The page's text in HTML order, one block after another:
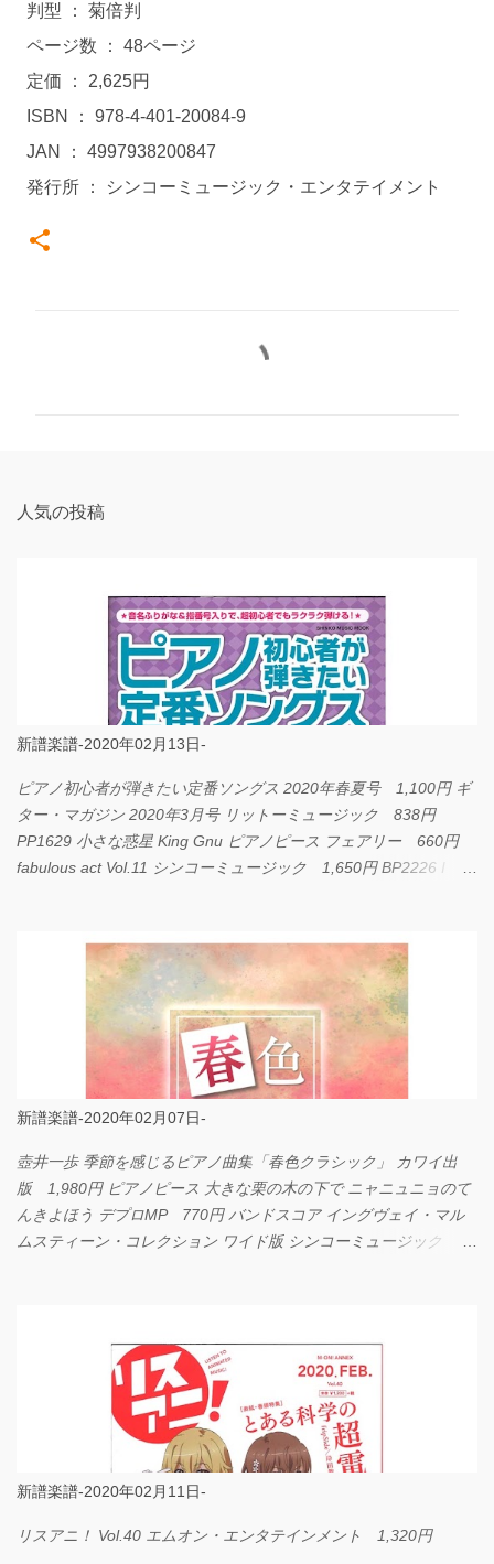
判型 ： 菊倍判
ページ数 ： 48ページ
定価 ： 2,625円
ISBN ： 978-4-401-20084-9
JAN ： 4997938200847
発行所 ： シンコーミュージック・エンタテイメント
人気の投稿
新譜楽譜-2020年02月13日-
ピアノ初心者が弾きたい定番ソングス 2020年春夏号 1,100円 ギ
ター・マガジン 2020年3月号 リットーミュージック 838円
PP1629 小さな惑星 King Gnu ピアノピース フェアリー 660円
fabulous act Vol.11 シンコーミュージック 1,650円 BP2226 I
新譜楽譜-2020年02月07日-
壺井一歩 季節を感じるピアノ曲集「春色クラシック」 カワイ出
版 1,980円 ピアノピース 大きな栗の木の下で ニャニュニョのて
んきよほう デプロMP 770円 バンドスコア イングヴェイ・マル
ムスティーン・コレクション ワイド版 シンコーミュージック
新譜楽譜-2020年02月11日-
リスアニ！ Vol.40 エムオン・エンタテインメント 1,320円